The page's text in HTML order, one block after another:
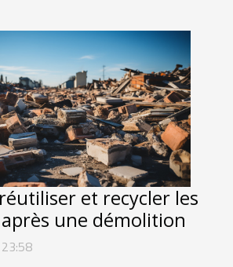
et recycler les
une démolition